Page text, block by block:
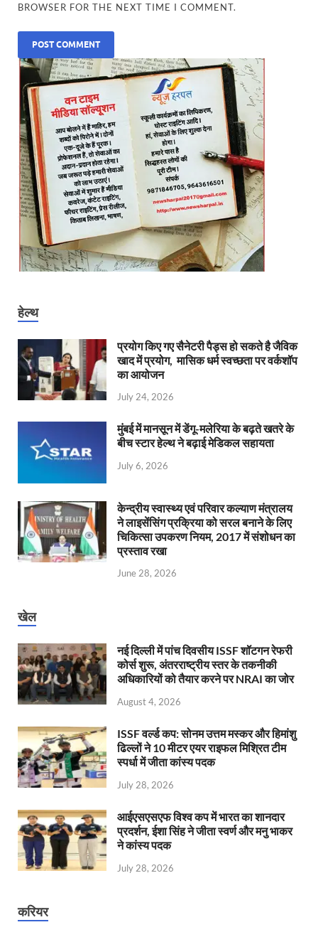
BROWSER FOR THE NEXT TIME I COMMENT.
हेल्थ
प्रयोग किए गए सैनेटरी पैड्स हो सकते है जैविक
खाद में प्रयोग, मासिक धर्म स्वच्छता पर वर्कशॉप
का आयोजन
July 24, 2026
मुंबई में मानसून में डेंगू-मलेरिया के बढ़ते खतरे के
बीच स्टार हेल्थ ने बढ़ाई मेडिकल सहायता
July 6, 2026
केन्‍द्रीय स्वास्थ्य एवं परिवार कल्याण मंत्रालय
ने लाइसेंसिंग प्रक्रिया को सरल बनाने के लिए
चिकित्सा उपकरण नियम, 2017 में संशोधन का
प्रस्ताव रखा
June 28, 2026
खेल
नई दिल्ली में पांच दिवसीय ISSF शॉटगन रेफरी
कोर्स शुरू, अंतरराष्ट्रीय स्तर के तकनीकी
अधिकारियों को तैयार करने पर NRAI का जोर
August 4, 2026
ISSF वर्ल्ड कप: सोनम उत्तम मस्कर और हिमांशु
ढिल्लों ने 10 मीटर एयर राइफल मिश्रित टीम
स्पर्धा में जीता कांस्य पदक
July 28, 2026
आईएसएसएफ विश्व कप में भारत का शानदार
प्रदर्शन, ईशा सिंह ने जीता स्वर्ण और मनु भाकर
ने कांस्य पदक
July 28, 2026
करियर